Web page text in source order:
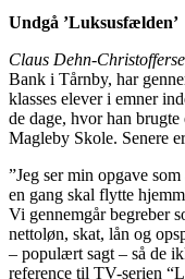
Undgå ’Luksusfælden’
Claus Dehn-
Bank i Tårnby, har
klasses elever i emner
de dage, hvor han
Magleby Skole. Senere
”Jeg ser min opgave
en gang skal flytte
Vi gennemgår begreber
nettoløn, skat, lån og
– populært sagt – så de
reference til TV-serien